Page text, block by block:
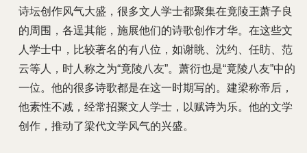
诗坛创作风气大盛，很多文人学士都聚集在竟陵王萧子良
的周围，各逞其能，施展他们的诗歌创作才华。在这些文
人学士中，比较著名的有八位，如谢眺、沈约、任眆、范
云等人，时人称之为“竟陵八友”。萧衍也是“竟陵八友”中的
一位。他的很多诗歌都是在这一时期写的。建梁称帝后，
他素性不减，经常招聚文人学士，以赋诗为乐。他的文学
创作，推动了梁代文学风气的兴盛。